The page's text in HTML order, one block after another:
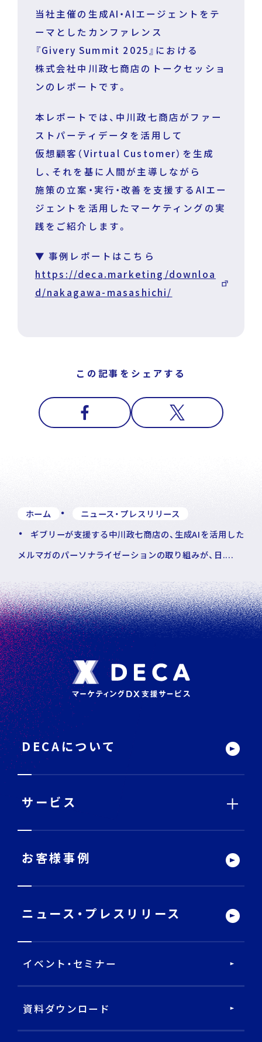
当社主催の生成AI・AIエージェントをテ
ーマとしたカンファレンス
『Givery Summit 2025』における
株式会社中川政七商店のトークセッショ
ンのレポートです。
本レポートでは、中川政七商店がファー
ストパーティデータを活用して
仮想顧客（Virtual Customer）を生成
し、それを基に人間が主導しながら
施策の立案・実行・改善を支援するAIエー
ジェントを活用したマーケティングの実
践をご紹介します。
▼ 事例レポートはこちら
https://deca.marketing/downloa
d/nakagawa-masashichi/
この記事をシェアする
ホーム
ニュース・プレスリリース
ギブリーが支援する中川政七商店の、生成AIを活用した
メルマガのパーソナライゼーションの取り組みが、日....
フ
ッ
タ
ー
サ
イ
ト
内
DECAについて
サービス
サービストップ
戦略・分析・実行 支援
DECA Marketing Agent
DECA Service Agent
お客様事例
ニュース・ プレスリリース
イベント・セミナー
資料ダウンロード